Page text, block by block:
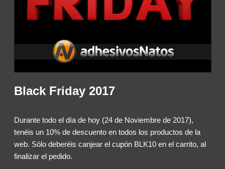
Black Friday 2017
Durante todo el día de hoy (24 de Noviembre de 2017),
tenéis un 10% de descuento en todos los productos de la
web. Sólo deberéis canjear el cupón BLK10 en el carrito, al
finalizar el pedido.